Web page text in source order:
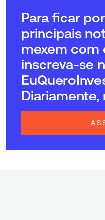
Para ficar
principais
mexem com
inscreva-se
Diariamente,